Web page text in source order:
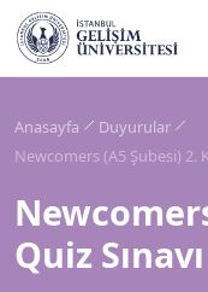
Anasayfa
Duyurular
Newcomers (A5 Şubesi) 2.
Quiz